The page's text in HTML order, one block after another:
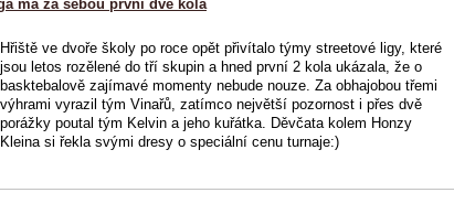
má za sebou první dvě kola
Hřiště ve dvoře školy po roce opět přivítalo týmy streetové ligy, které
jsou letos rozělené do tří skupin a hned první 2 kola ukázala, že o
basktebalově zajímavé momenty nebude nouze. Za obhajobou třemi
výhrami vyrazil tým Vinařů, zatímco největší pozornost i přes dvě
porážky poutal tým Kelvin a jeho kuřátka. Děvčata kolem Honzy
Kleina si řekla svými dresy o speciální cenu turnaje:)